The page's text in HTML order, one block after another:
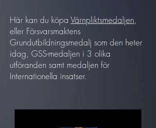
Här kan du köpa Värnpliktsmedaljen,
eller Försvarsmaktens
Grundutbildningsmedalj som den heter
idag, GSS-medaljen i 3 olika
utföranden samt medaljen för
Internationella insatser.